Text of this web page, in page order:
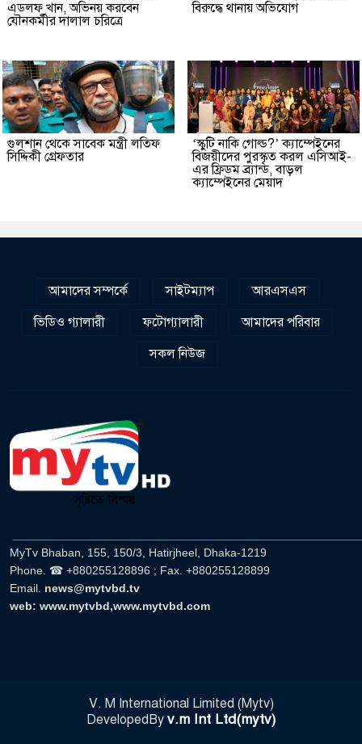
এডলফ খান, অভিনয় করবেন
যৌনকর্মীর দালাল চরিত্রে
বিরুদ্ধে থানায় অভিযোগ
গুলশান থেকে সাবেক মন্ত্রী লতিফ
সিদ্দিকী গ্রেফতার
‘স্কুটি নাকি গোল্ড?’ ক্যাম্পেইনের
বিজয়ীদের পুরস্কৃত করল এসিআই-
এর ফ্রিডম ব্র্যান্ড, বাড়ল
ক্যাম্পেইনের মেয়াদ
আমাদের সম্পর্কে সাইটম্যাপ
আরএসএস
ভিডিও গ্যালারী
ফটোগ্যালারী
আমাদের পরিবার
সকল নিউজ
MyTv Bhaban, 155, 150/3, Hatirjheel, Dhaka-1219
Phone. ☎ +880255128896 ; Fax. +880255128899
Email. news@mytvbd.tv
web: www.mytvbd,www.mytvbd.com
V. M International Limited (Mytv)
DevelopedBy v.m Int Ltd(mytv)